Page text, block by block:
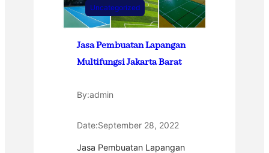
Uncategorized
Jasa Pembuatan Lapangan
Multifungsi Jakarta Barat
By:admin
Date:September 28, 2022
Jasa Pembuatan Lapangan